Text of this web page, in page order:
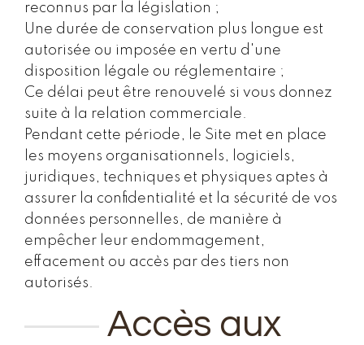
reconnus par la législation ;
Une durée de conservation plus longue est
autorisée ou imposée en vertu d'une
disposition légale ou réglementaire ;
Ce délai peut être renouvelé si vous donnez
suite à la relation commerciale.
Pendant cette période, le Site met en place
les moyens organisationnels, logiciels,
juridiques, techniques et physiques aptes à
assurer la confidentialité et la sécurité de vos
données personnelles, de manière à
empêcher leur endommagement,
effacement ou accès par des tiers non
autorisés.
Accès aux